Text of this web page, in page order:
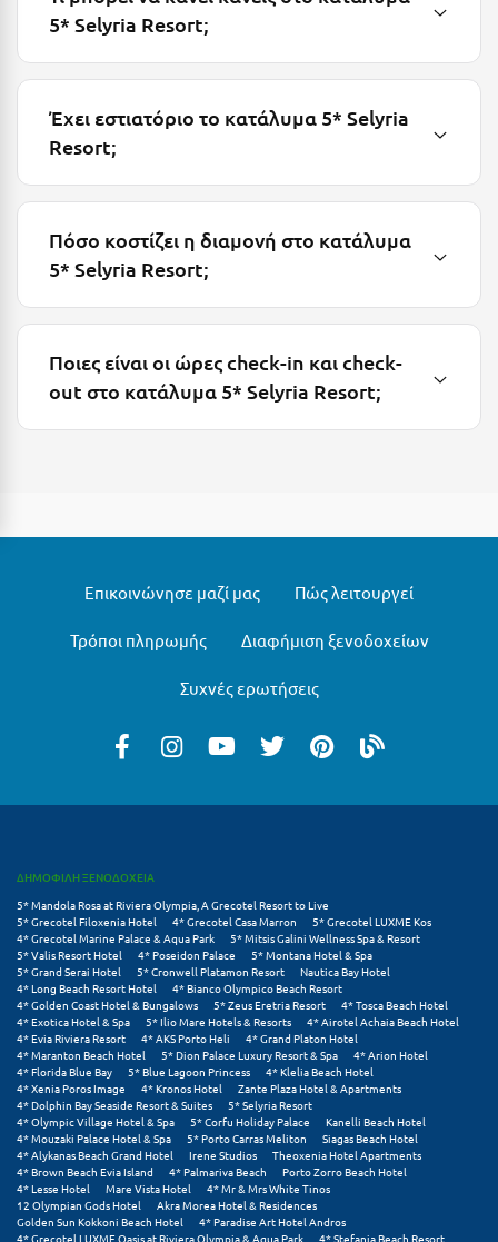
Μεθώνη
Μεσσηνία
Μετέωρα
Μέτσοβο
Μήλος
Μονεμβασιά
Μουζάκι
Μπαλί Κρήτης
Μυστράς
Ναύπλιο
Νέοι Πόροι Πιερίας
Ξ
Ξυλόκαστρο
Ο
Ορεινή Αρκαδία
Ορεινή Ναυπακτία
5* Selyria Resort;
Έχει εστιατόριο το κατάλυμα 5* Selyria
Resort;
Πόσο κοστίζει η διαμονή στο κατάλυμα
5* Selyria Resort;
Ποιες είναι οι ώρες check-in και check-
out στο κατάλυμα 5* Selyria Resort;
Επικοινώνησε μαζί μας Πώς λειτουργεί
Τρόποι πληρωμής Διαφήμιση ξενοδοχείων
Συχνές ερωτήσεις
ΔΗΜΟΦΙΛΗ ΞΕΝΟΔΟΧΕΙΑ
5* Mandola Rosa at Riviera Olympia, A Grecotel Resort to Live
5* Grecotel Filoxenia Hotel
4* Grecotel Casa Marron
5* Grecotel LUXME Kos
4* Grecotel Marine Palace & Aqua Park
5* Mitsis Galini Wellness Spa & Resort
5* Valis Resort Hotel
4* Poseidon Palace
5* Montana Hotel & Spa
5* Grand Serai Hotel
5* Cronwell Platamon Resort
Nautica Bay Hotel
4* Long Beach Resort Hotel
4* Bianco Olympico Beach Resort
4* Golden Coast Hotel & Bungalows
5* Zeus Eretria Resort
4* Tosca Beach Hotel
4* Exotica Hotel & Spa
5* Ilio Mare Hotels & Resorts
4* Airotel Achaia Beach Hotel
4* Evia Riviera Resort
4* AKS Porto Heli
4* Grand Platon Hotel
4* Maranton Beach Hotel
5* Dion Palace Luxury Resort & Spa
4* Arion Hotel
4* Florida Blue Bay
5* Blue Lagoon Princess
4* Klelia Beach Hotel
4* Xenia Poros Image
4* Kronos Hotel
Zante Plaza Hotel & Apartments
4* Dolphin Bay Seaside Resort & Suites
5* Selyria Resort
4* Olympic Village Hotel & Spa
5* Corfu Holiday Palace
Kanelli Beach Hotel
4* Mouzaki Palace Hotel & Spa
5* Porto Carras Meliton
Siagas Beach Hotel
4* Alykanas Beach Grand Hotel
Irene Studios
Theoxenia Hotel Apartments
4* Brown Beach Evia Island
4* Palmariva Beach
Porto Zorro Beach Hotel
4* Lesse Hotel
Mare Vista Hotel
4* Mr & Mrs White Tinos
12 Olympian Gods Hotel
Akra Morea Hotel & Residences
Golden Sun Kokkoni Beach Hotel
4* Paradise Art Hotel Andros
4* Grecotel LUXME Oasis at Riviera Olympia & Aqua Park
4* Stefania Beach Resort